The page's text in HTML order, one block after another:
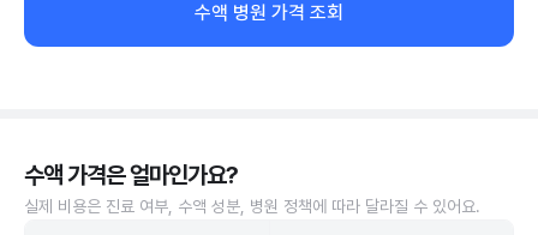
수액 병원 가격 조회
수액 가격은 얼마인가요?
실제 비용은 진료 여부, 수액 성분, 병원 정책에 따라 달라질 수 있어요.